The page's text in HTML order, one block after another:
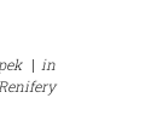
| in